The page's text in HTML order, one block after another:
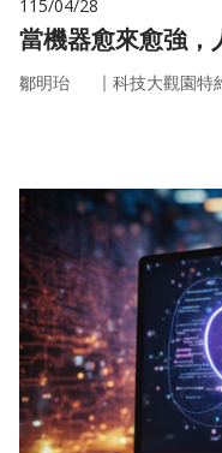
115/04/28
當機器愈來愈強，
鄒明珆 ｜ 科技大觀園特